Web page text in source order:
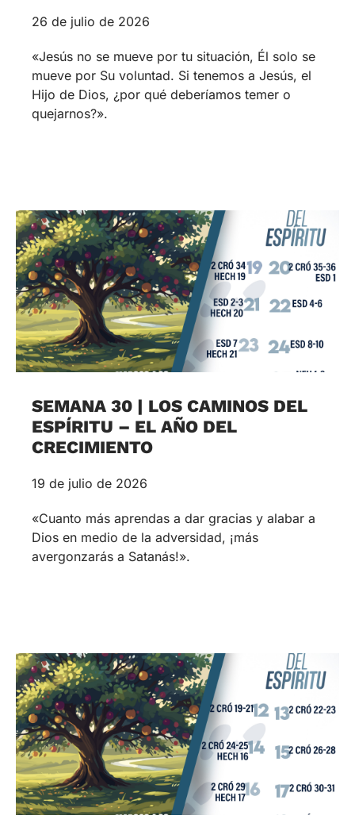
26 de julio de 2026
«Jesús no se mueve por tu situación, Él solo se
mueve por Su voluntad. Si tenemos a Jesús, el
Hijo de Dios, ¿por qué deberíamos temer o
quejarnos?».
SEMANA 30 | LOS CAMINOS DEL
ESPÍRITU – EL AÑO DEL
CRECIMIENTO
19 de julio de 2026
«Cuanto más aprendas a dar gracias y alabar a
Dios en medio de la adversidad, ¡más
avergonzarás a Satanás!».